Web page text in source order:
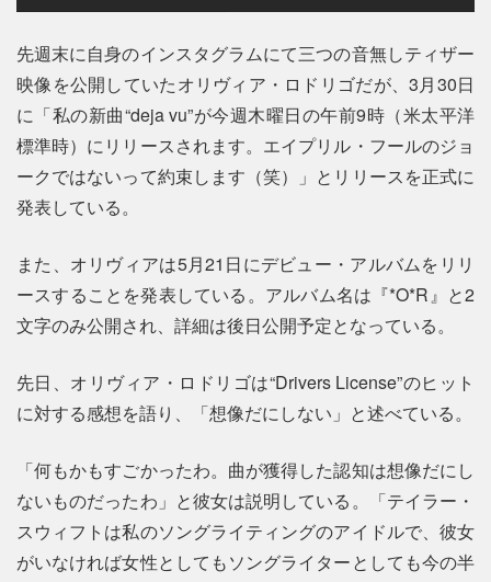
先週末に自身のインスタグラムにて三つの音無しティザー
映像を公開していたオリヴィア・ロドリゴだが、3月30日
に「私の新曲“deja vu”が今週木曜日の午前9時（米太平洋
標準時）にリリースされます。エイプリル・フールのジョ
ークではないって約束します（笑）」とリリースを正式に
発表している。
また、オリヴィアは5月21日にデビュー・アルバムをリリ
ースすることを発表している。アルバム名は『*O*R』と2
文字のみ公開され、詳細は後日公開予定となっている。
先日、オリヴィア・ロドリゴは“Drivers License”のヒット
に対する感想を語り、「想像だにしない」と述べている。
「何もかもすごかったわ。曲が獲得した認知は想像だにし
ないものだったわ」と彼女は説明している。「テイラー・
スウィフトは私のソングライティングのアイドルで、彼女
がいなければ女性としてもソングライターとしても今の半